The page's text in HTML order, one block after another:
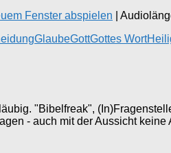
Fenster abspielen
GlaubeGottGottes Wort
"Bibelfreak",
- auch mit der Aussicht